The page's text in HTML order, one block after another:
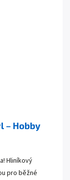
– Hobby
Hliníkový
pro běžné